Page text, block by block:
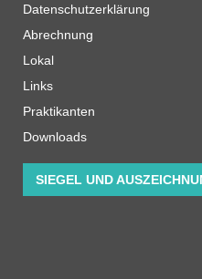
Datenschutzerklärung
Abrechnung
Lokal
Links
Praktikanten
Downloads
SIEGEL UND